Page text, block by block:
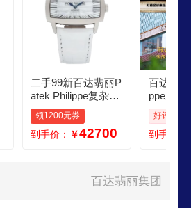
二手99新百达翡丽P
atek Philippe复杂功
能时计系列 自动机
械男表 4980G001 2
722mm白盘皮带
领1200元券
到手价： ￥42700
百达翡
ppe二手
表百达
杂功能
列
发货内
沟通为准
好评率:
到手价：
百达翡丽集团